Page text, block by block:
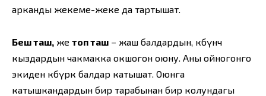
арканды жекеме-жеке да тартышат.
Беш таш, же топ таш – жаш балдардын, көбүнчө
кыздардын чакмакка окшогон оюну. Аны ойногонго
экиден көбүрөөк балдар катышат. Оюнга
катышкандардын бир тарабынан бирөө колундагы